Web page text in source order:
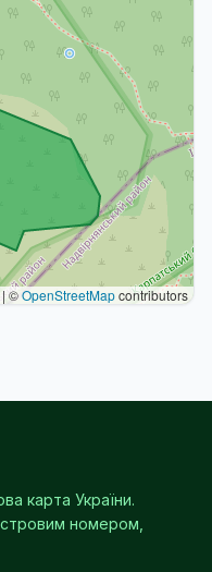
| ©OpenStreetMapcontributors
карта України.
номером,